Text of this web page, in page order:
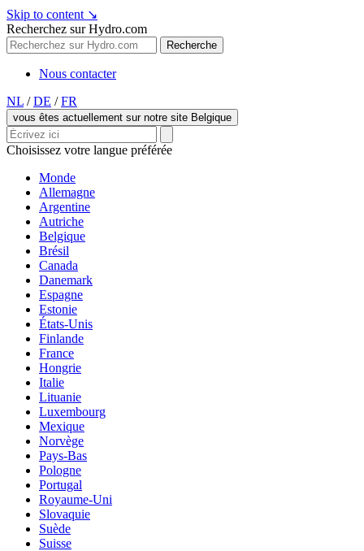
Skip to content ↘
Recherchez sur Hydro.com
Recherche
Nous contacter
NL / DE / FR
vous êtes actuellement sur notre site Belgique
Choisissez votre langue préférée
Monde
Allemagne
Argentine
Autriche
Belgique
Brésil
Canada
Danemark
Espagne
Estonie
États-Unis
Finlande
France
Hongrie
Italie
Lituanie
Luxembourg
Mexique
Norvège
Pays-Bas
Pologne
Portugal
Royaume-Uni
Slovaquie
Suède
Suisse